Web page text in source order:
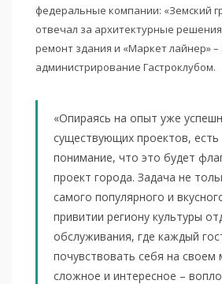
федеральные компании: «Земский
отвечал за архитектурные
ремонт здания и «Маркет лайнер»
администрирование Гастроклубом.
«Опираясь на опыт уже
существующих проектов, есть
понимание, что это будет
проект города. Задача не
самого популярного и
привитии региону культуры
обслуживания, где каждый
почувствовать себя на своем
сложное и интересное –